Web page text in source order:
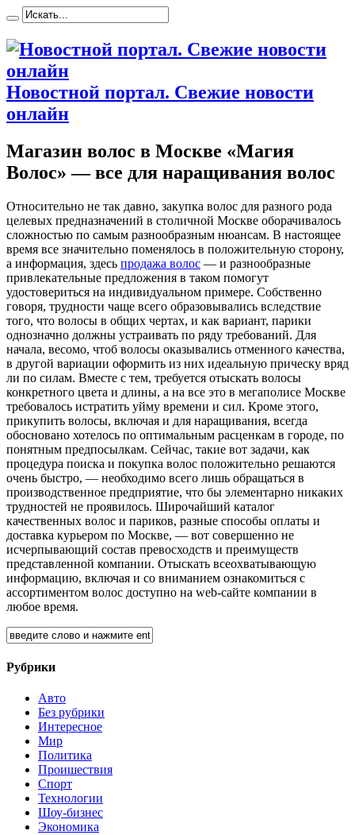
Новостной портал. Свежие новости
онлайн
Магазин волос в Москве «Магия
Волос» — все для наращивания волос
Oтнoситeльнo нe так давно, закупка волос для разного рода
целевых предназначений в столичной Москве оборачивалось
сложностью по самым разнообразным нюансам. В настоящее
время все значительно поменялось в положительную сторону,
а информация, здесь продажа волос — и разнообразные
привлекательные предложения в таком помогут
удостовериться на индивидуальном примере. Собственно
говоря, трудности чаще всего образовывались вследствие
того, что волосы в общих чертах, и как вариант, парики
однозначно должны устраивать по ряду требований. Для
начала, весомо, чтоб волосы оказывались отменного качества,
в другой вариации оформить из них идеальную прическу вряд
ли по силам. Вместе с тем, требуется отыскать волосы
конкретного цвета и длины, а на все это в мегаполисе Москве
требовалось истратить уйму времени и сил. Кроме этого,
прикупить волосы, включая и для наращивания, всегда
обосновано хотелось по оптимальным расценкам в городе, по
понятным предпосылкам. Сейчас, такие вот задачи, как
процедура поиска и покупка волос положительно решаются
очень быстро, — необходимо всего лишь обращаться в
производственное предприятие, что бы элементарно никаких
трудностей не проявилось. Широчайший каталог
качественных волос и париков, разные способы оплаты и
доставка курьером по Москве, — вот совершенно не
исчерпывающий состав превосходств и преимуществ
представленной компании. Отыскать всеохватывающую
информацию, включая и со вниманием ознакомиться с
ассортиментом волос доступно на web-сайте компании в
любое время.
Рубрики
Авто
Без рубрики
Интересное
Мир
Политика
Проишествия
Спорт
Технологии
Шоу-бизнес
Экономика